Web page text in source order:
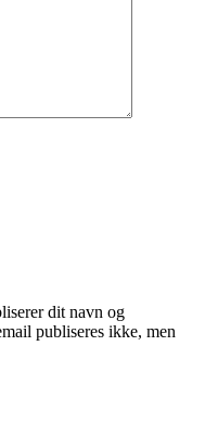
dit navn og
publiseres ikke, men